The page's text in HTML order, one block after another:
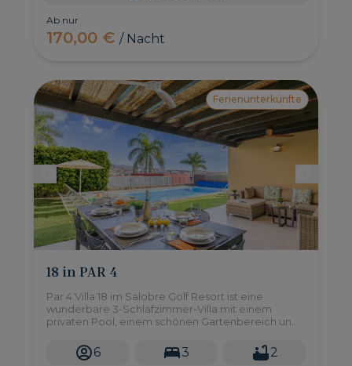
Ab nur
170,00 €/ Nacht
Ferienunterkünfte
18 in PAR 4
Par 4 Villa 18 im Salobre Golf Resort ist eine
wunderbare 3-Schlafzimmer-Villa mit einem
privaten Pool, einem schönen Gartenbereich und
speisen und den Blick auf den Golfplatz genießen
können. 6 3 2